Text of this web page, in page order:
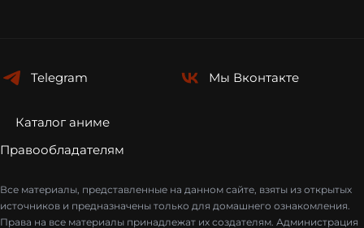
Telegram Мы Вконтакте
Каталог аниме
Правообладателям
Все материалы, представленные на данном сайте, взяты из открытых
источников и предназначены только для домашнего ознакомления.
Права на все материалы принадлежат их создателям. Администрация